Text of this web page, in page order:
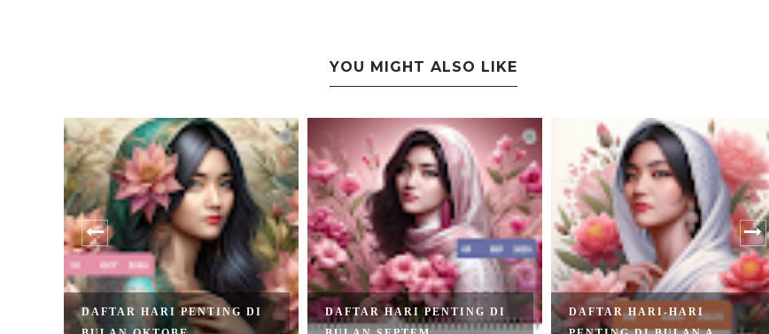
YOU MIGHT ALSO LIKE
DAFTAR HARI PENTING DI
DAFTAR HARI PENTING DI
DAFTAR HARI-HARI